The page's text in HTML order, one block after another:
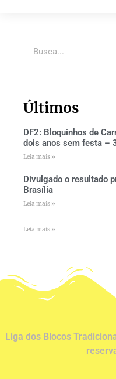
Últimos
DF2: Bloquinhos de
dois anos sem festa –
Leia mais »
Divulgado o resultado
Brasília
Leia mais »
Leia mais »
Liga dos Blocos